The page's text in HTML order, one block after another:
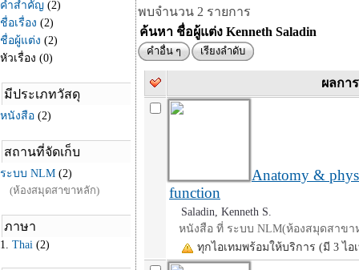
พบจำนวน 2 รายการ
ค้นหา ชื่อผู้แต่ง Kenneth Saladin
คำอื่น ๆ เรียงลำดับ
ผลกา
Anatomy &
function
Saladin, Kenneth S.
หนังสือ ที่ ระบบ NLM(ห้องสมุดสาขา
ทุกไอเทมพร้อมให้บริการ (มี 3 ไอ